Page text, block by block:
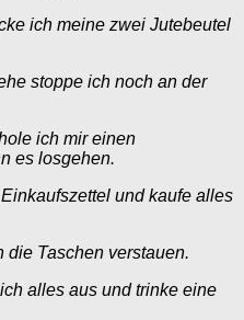
ich meine zwei Jutebeutel
stoppe ich noch an der
ich mir einen
es losgehen.
und kaufe alles
Taschen verstauen.
alles aus und trinke eine